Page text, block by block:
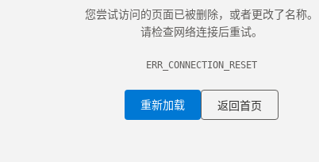
您尝试访问的页面已被删除，或者更改了名称。
请检查网络连接后重试。
ERR_CONNECTION_RESET
重新加载 返回首页